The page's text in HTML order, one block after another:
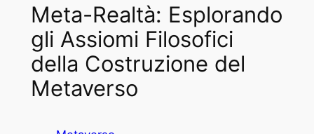
Meta-Realtà: Esplorando
gli Assiomi Filosofici
della Costruzione del
Metaverso